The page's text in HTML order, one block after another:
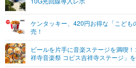
グラビア
その他
プッシュ通知の停止方法
ケンタッキー、420円お得な「こど
売！
ビールを片手に音楽ステージを満喫
祥寺音楽祭 コピス吉祥寺ステージ」